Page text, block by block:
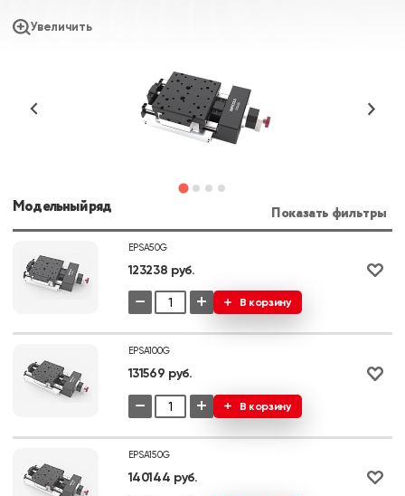
Увеличить
Модельный ряд Показать фильтры
EPSA50G
123238 руб.
− + В корзину
EPSA100G
131569 руб.
− + В корзину
EPSA150G
140144 руб.